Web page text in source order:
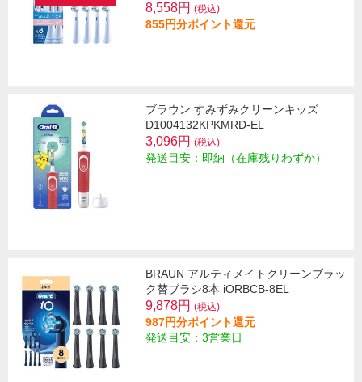
8,558円 (税込)
855円分ポイント還元
ブラウン すみずみクリーンキッズ
D1004132KPKMRD-EL
3,096円 (税込)
発送目安：即納（在庫残りわずか）
BRAUN アルティメイトクリーンブラッ
ク替ブラシ8本 iORBCB-8EL
9,878円 (税込)
987円分ポイント還元
発送目安：3営業日